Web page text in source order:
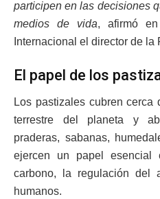
participen en las decisiones
medios de vida, afirmó
Internacional el director de
El papel de los
Los pastizales cubren
terrestre del planeta y
praderas, sabanas,
ejercen un papel esencial
carbono, la regulación del
humanos.